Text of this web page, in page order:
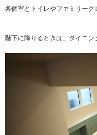
各個室とトイレやファミリー
階下に降りるときは、ダイニン